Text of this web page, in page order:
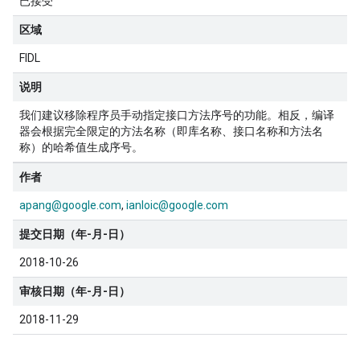
区域
FIDL
说明
我们建议移除程序员手动指定接口方法序号的功能。相反，编译
器会根据完全限定的方法名称（即库名称、接口名称和方法名
称）的哈希值生成序号。
作者
apang@google.com ianloic@google.com
提交日期（年-月-日）
2018-10-26
审核日期（年-月-日）
2018-11-29